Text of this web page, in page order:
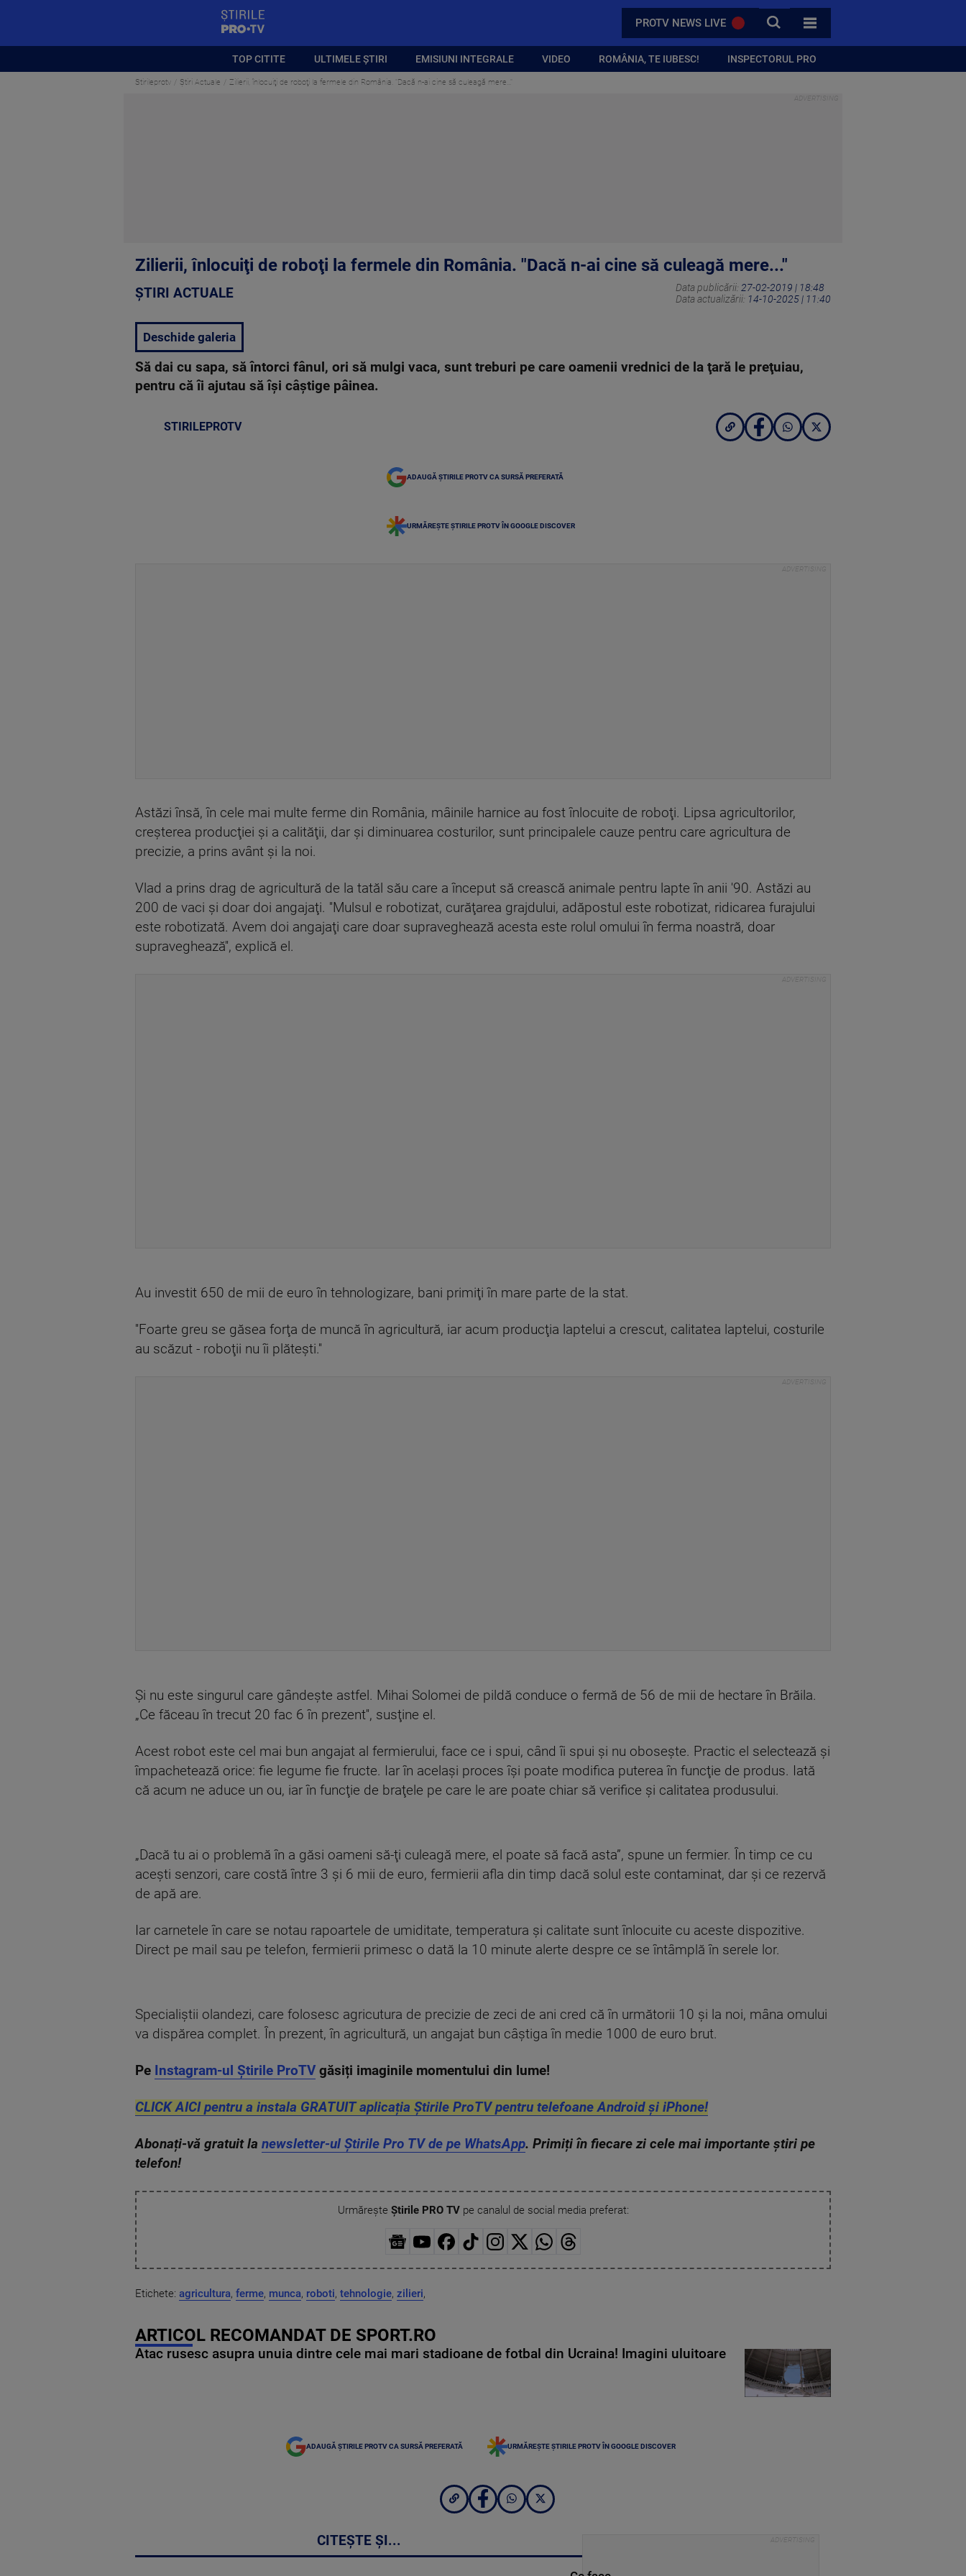
PROTV NEWS LIVE CAUTA
TOATE CATEGORIILE
TOP CITITE ULTIMELE ȘTIRI EMISIUNI INTEGRALE VIDEO ROMÂNIA, TE IUBESC! INSPECTORUL PRO
Stirileprotv Știri Actuale Zilierii, înlocuiţi de roboţi la fermele din România. "Dacă n-ai cine să culeagă mere..."
Zilierii, înlocuiţi de roboţi la fermele din România. "Dacă n-ai cine să culeagă mere..."
ȘTIRI ACTUALE Data publicării: 27-02-2019 | 18:48
Data actualizării: 14-10-2025 | 11:40
Deschide galeria
Să dai cu sapa, să întorci fânul, ori să mulgi vaca, sunt treburi pe care oamenii vrednici de la ţară le preţuiau,
pentru că îi ajutau să îşi câştige pâinea.
STIRILEPROTV
ADAUGĂ ȘTIRILE PROTV CA SURSĂ PREFERATĂ
URMĂREȘTE ȘTIRILE PROTV ÎN GOOGLE DISCOVER
Astăzi însă, în cele mai multe ferme din România, mâinile harnice au fost înlocuite de roboţi. Lipsa agricultorilor,
creşterea producţiei şi a calităţii, dar şi diminuarea costurilor, sunt principalele cauze pentru care agricultura de
precizie, a prins avânt şi la noi.
Vlad a prins drag de agricultură de la tatăl său care a început să crească animale pentru lapte în anii '90. Astăzi au
200 de vaci şi doar doi angajaţi. ''Mulsul e robotizat, curăţarea grajdului, adăpostul este robotizat, ridicarea furajului
este robotizată. Avem doi angajaţi care doar supraveghează acesta este rolul omului în ferma noastră, doar
supraveghează'', explică el.
Au investit 650 de mii de euro în tehnologizare, bani primiţi în mare parte de la stat.
''Foarte greu se găsea forţa de muncă în agricultură, iar acum producţia laptelui a crescut, calitatea laptelui, costurile
au scăzut - roboţii nu îi plăteşti.''
Şi nu este singurul care gândeşte astfel. Mihai Solomei de pildă conduce o fermă de 56 de mii de hectare în Brăila.
„Ce făceau în trecut 20 fac 6 în prezent'', susţine el.
Acest robot este cel mai bun angajat al fermierului, face ce i spui, când îi spui şi nu oboseşte. Practic el selectează şi
împachetează orice: fie legume fie fructe. Iar în acelaşi proces îşi poate modifica puterea în funcţie de produs. Iată
că acum ne aduce un ou, iar în funcţie de braţele pe care le are poate chiar să verifice şi calitatea produsului.
„Dacă tu ai o problemă în a găsi oameni să-ţi culeagă mere, el poate să facă asta”, spune un fermier. În timp ce cu
aceşti senzori, care costă între 3 şi 6 mii de euro, fermierii afla din timp dacă solul este contaminat, dar şi ce rezervă
de apă are.
Iar carnetele în care se notau rapoartele de umiditate, temperatura şi calitate sunt înlocuite cu aceste dispozitive.
Direct pe mail sau pe telefon, fermierii primesc o dată la 10 minute alerte despre ce se întâmplă în serele lor.
Specialiştii olandezi, care folosesc agricutura de precizie de zeci de ani cred că în următorii 10 şi la noi, mâna omului
va dispărea complet. În prezent, în agricultură, un angajat bun câştiga în medie 1000 de euro brut.
Pe Instagram-ul Știrile ProTV găsiți imaginile momentului din lume!
CLICK AICI pentru a instala GRATUIT aplicația Știrile ProTV pentru telefoane Android și iPhone!
Abonați-vă gratuit la newsletter-ul Știrile Pro TV de pe WhatsApp. Primiți în fiecare zi cele mai importante știri pe
telefon!
Urmărește Știrile PRO TVpe canalul de social media preferat:
Etichete: agricultura, ferme, munca, roboti, tehnologie, zilieri,
ARTICOL RECOMANDAT DE SPORT.RO
Atac rusesc asupra unuia dintre cele mai mari stadioane de fotbal din Ucraina! Imagini uluitoare
ADAUGĂ ȘTIRILE PROTV CA SURSĂ PREFERATĂ URMĂREȘTE ȘTIRILE PROTV ÎN GOOGLE DISCOVER
CITEȘTE ȘI...